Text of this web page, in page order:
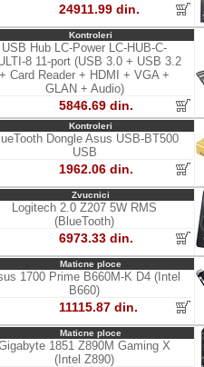
24911.99 din.
Kontroleri
USB Hub LC-Power LC-HUB-C-
8 11-port (USB 3.0 + USB 3.2
+ Card Reader + HDMI + VGA +
GLAN + Audio)
5846.69 din.
Kontroleri
Dongle Asus USB-BT500
USB
1962.06 din.
Zvucnici
Logitech 2.0 Z207 5W RMS
(BlueTooth)
6973.33 din.
Maticne ploce
1700 Prime B660M-K D4 (Intel
B660)
11115.87 din.
Maticne ploce
1851 Z890M Gaming X
(Intel Z890)